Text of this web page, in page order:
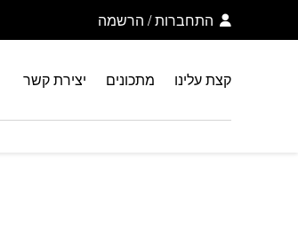
Skip to Content
התחברות/ הרשמה
קצת עלינו מתכונים יצירת קשר
בחזרה למעלה